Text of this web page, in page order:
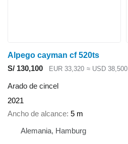
Alpego cayman cf 520ts
S/ 130,100
EUR 33,320 ≈ USD 38,500
Arado de cincel
2021
Ancho de alcance 5 m
Alemania, Hamburg